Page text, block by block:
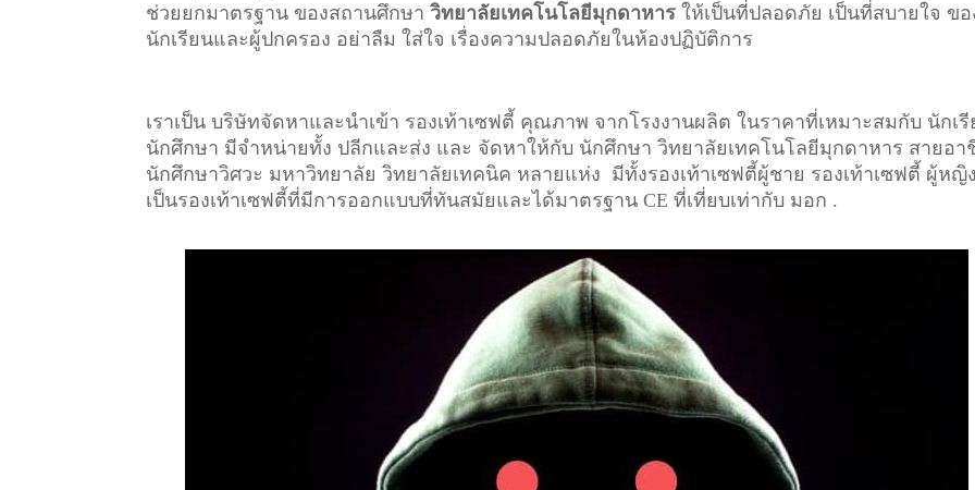
ช่วยยกมาตรฐาน ของสถานศึกษาวิทยาลัยเทคโนโลยีมุกดาหารให้เป็นที่ปลอดภัย เป็นที่สบายใจ ขอ
นักเรียนและผู้ปกครอง อย่าลืม ใส่ใจ เรื่องความปลอดภัยในห้องปฏิบัติการ
เราเป็น บริษัทจัดหาและนำเข้า รองเท้าเซฟตี้ คุณภาพ จากโรงงานผลิต ในราคาที่เหมาะสมกับ นักเ
นักศึกษา มีจำหน่ายทั้ง ปลีกและส่ง และ จัดหาให้กับ นักศึกษา วิทยาลัยเทคโนโลยีมุกดาหาร สายอา
นักศึกษาวิศวะ มหาวิทยาลัย วิทยาลัยเทคนิค หลายแห่ง มีทั้งรองเท้าเซฟตี้ผู้ชาย รองเท้าเซฟตี้ ผู้หญิ
เป็นรองเท้าเซฟตี้ที่มีการออกแบบที่ทันสมัยและได้มาตรฐาน CE ที่เที่ยบเท่ากับ มอก .